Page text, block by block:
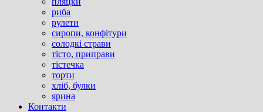
риба
рулети
сиропи, конфітури
солодкі страви
тісто, приправи
тістечка
торти
хліб, булки
ярина
Контакти